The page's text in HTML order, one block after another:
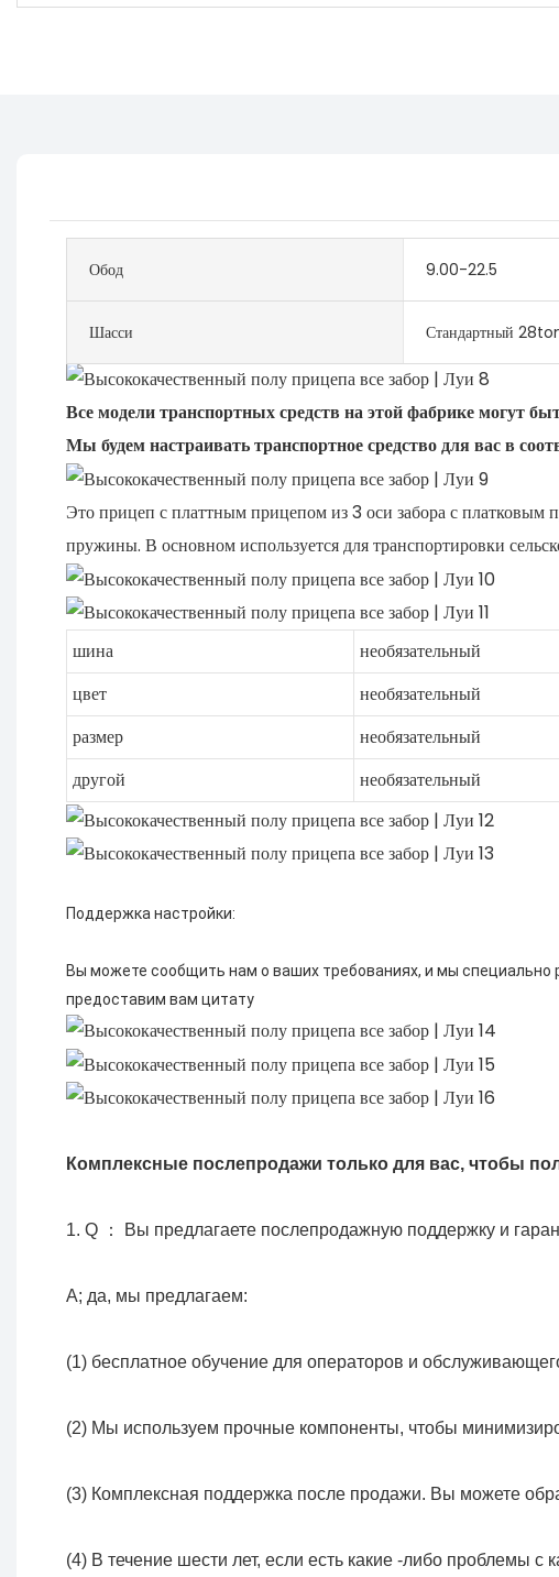
Обод 9.00-22.5
Шасси Стандартный
Все модели транспортных средств на этой фабрике могут
Мы будем настраивать транспортное средство для вас в
Это прицеп с платтным прицепом из 3 оси забора с
пружины. В основном используется для транспортировки
шина
необязательный
цвет
необязательный
размер
необязательный
другой
необязательный
Вы можете сообщить нам о ваших требованиях, и мы